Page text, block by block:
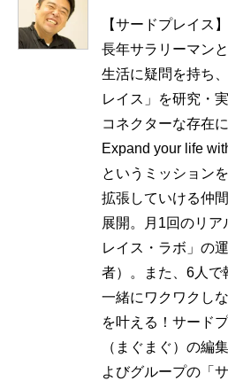
【サードプレイス
長年サラリーマン
生活に疑問を持ち
レイス」を研究・
コネクターな存在
Expand your life
というミッション
拡張していける仲
展開。月1回のリ
レイス・ラボ」の
者）。また、6人で
一緒にワクワクし
を叶える！サード
（まぐまぐ）の編
よびグループの「